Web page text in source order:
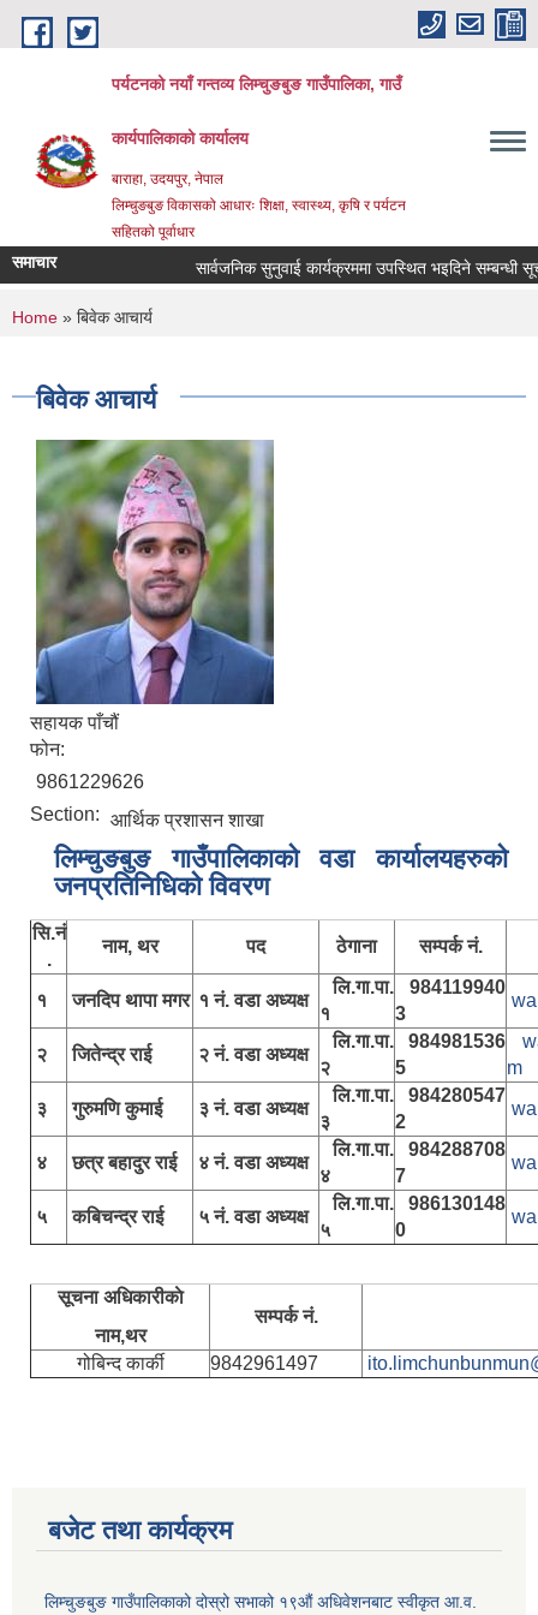
Skip to main content
पर्यटनको नयाँ गन्तव्य लिम्चुङबुङ गाउँपालिका, गाउँ
कार्यपालिकाको कार्यालय
बाराहा, उदयपुर, नेपाल
लिम्चुङबुङ विकासको आधारः शिक्षा, स्वास्थ्य, कृषि र पर्यटन
सहितको पूर्वाधार
समाचार सार्वजनिक सुनुवाई कार्यक्रममा उपस्थित भइदिने सम्बन्धी
You are here
Home » बिवेक आचार्य
बिवेक आचार्य
सहायक पाँचौं
फोन:
9861229626
Section: आर्थिक प्रशासन शाखा
लिम्चुङबुङ गाउँपालिकाकाे वडा कार्यालयहरुकाे
जनप्रतिनिधिकाे विवरण
सि.नं
.
नाम, थर पद ठेगाना सम्पर्क नं.
१ जनदिप थापा मगर १ नं. वडा अध्यक्ष
लि.गा.पा.
१
984119940
3
२ जितेन्द्र राई २ नं. वडा अध्यक्ष
लि.गा.पा.
२
984981536
5
m
३
गुरुमणि कुमाई ३ नं. वडा अध्यक्ष
लि.गा.पा.
३
984280547
2
४ छत्र बहादुर राई ४ नं. वडा अध्यक्ष
लि.गा.पा.
४
984288708
7
५ कबिचन्द्र राई ५ नं. वडा अध्यक्ष
लि.गा.पा.
५
986130148
0
सूचना अधिकारीकाे
नाम,थर
सम्पर्क नं.
गोबिन्द कार्की 9842961497
बजेट तथा कार्यक्रम
लिम्चुङबुङ गाउँपालिकाको दोस्रो सभाको १९औं अधिवेशनबाट स्वीकृत आ.व.